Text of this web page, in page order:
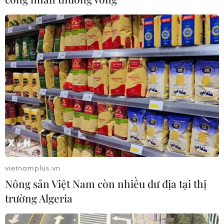
thiết lập số dư an toàn của con cái
06/08/2026 23:44
NAPAS và KiotViet hợp tác mở rộng
hệ sinh thái thanh toán VietQR
06/08/2026 14:03
BIDV chốt ngày chia 498 triệu cổ
phiếu, tăng vốn điều lệ lên 77.783 tỷ
Hướng tới mục tiêu quy mô dự trữ
vietnamplus.vn
Nông sản Việt Nam còn nhiều dư địa tại thị
trường Algeria